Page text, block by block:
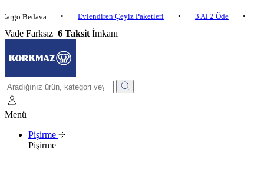
• Evlendiren Çeyiz Paketleri • 3 Al 2 Öde • 2.500
Vade Farksız 6 Taksit İmkanı
Menü
Pişirme
Pişirme